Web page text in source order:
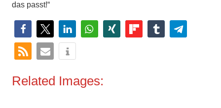
das passt!“
Related Images: